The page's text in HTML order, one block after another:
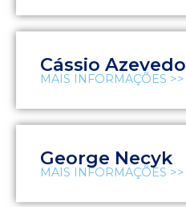
Cássio Azevedo
MAIS INFORMAÇÕES >>
George Necyk
MAIS INFORMAÇÕES >>